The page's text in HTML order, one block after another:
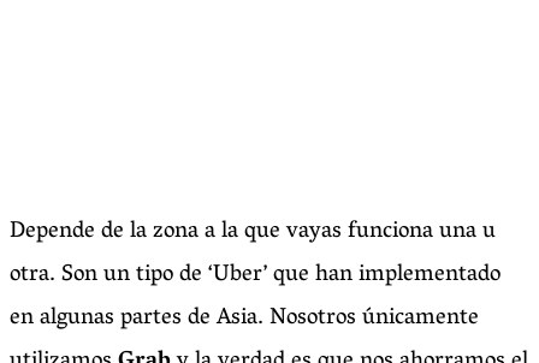
Depende de la zona a la que vayas funciona una u
otra. Son un tipo de ‘Uber’ que han implementado
en algunas partes de Asia. Nosotros únicamente